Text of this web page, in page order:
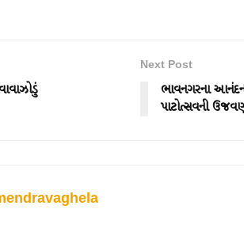
Next Post
ભાવનગરના
પાટોત્સવની